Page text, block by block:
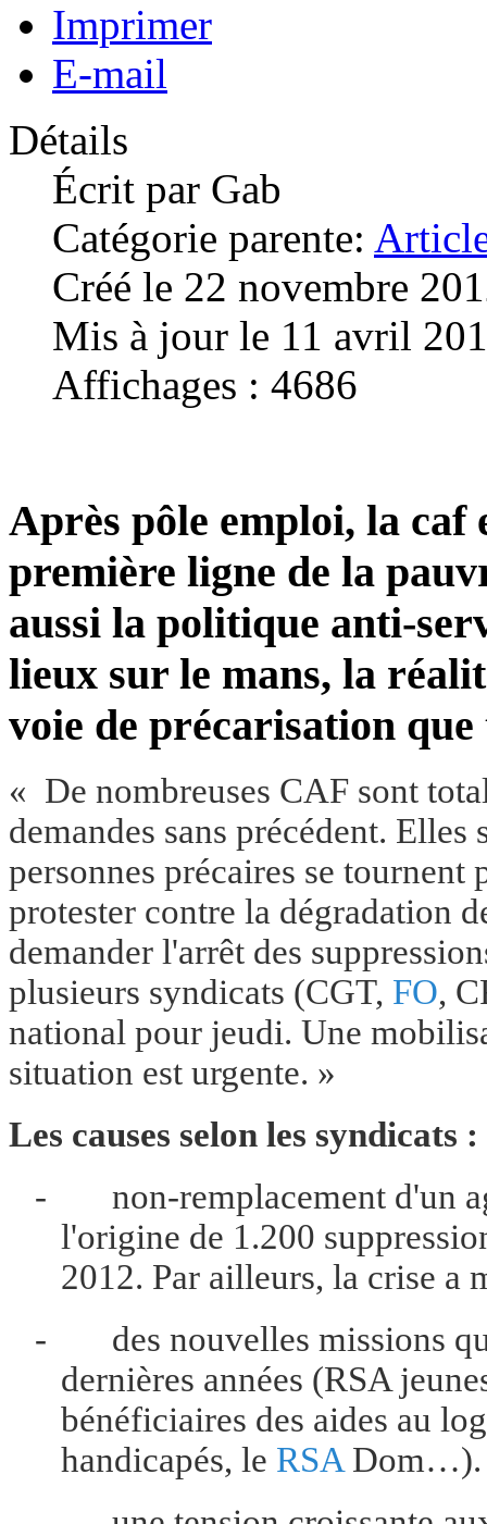
Imprimer
E-mail
Détails
Écrit par Gab
Catégorie parente:
Créé le 22 novembre
Mis à jour le 11 avril
Affichages : 4686
Après pôle emploi, la caf
première ligne de la
aussi la politique anti-
lieux sur le mans, la
voie de précarisation
« De nombreuses CAF sont
demandes sans précédent.
personnes précaires se
protester contre la dégradation
demander l'arrêt des
plusieurs syndicats (CGT, FO,
national pour jeudi. Une
situation est urgente. »
Les causes selon les syndicats :
-
non-remplacement d'un
l'origine de 1.200
2012. Par ailleurs, la crise a
-
des nouvelles missions
dernières années (RSA
bénéficiaires des aides au
handicapés, le RSA Dom…).